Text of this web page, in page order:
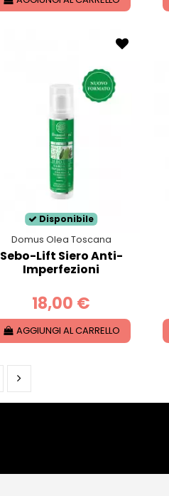
Disponibile
Domus Olea Toscana
Sebo-Lift Siero Anti-
Imperfezioni
18,00 €
AGGIUNGI AL CARRELLO